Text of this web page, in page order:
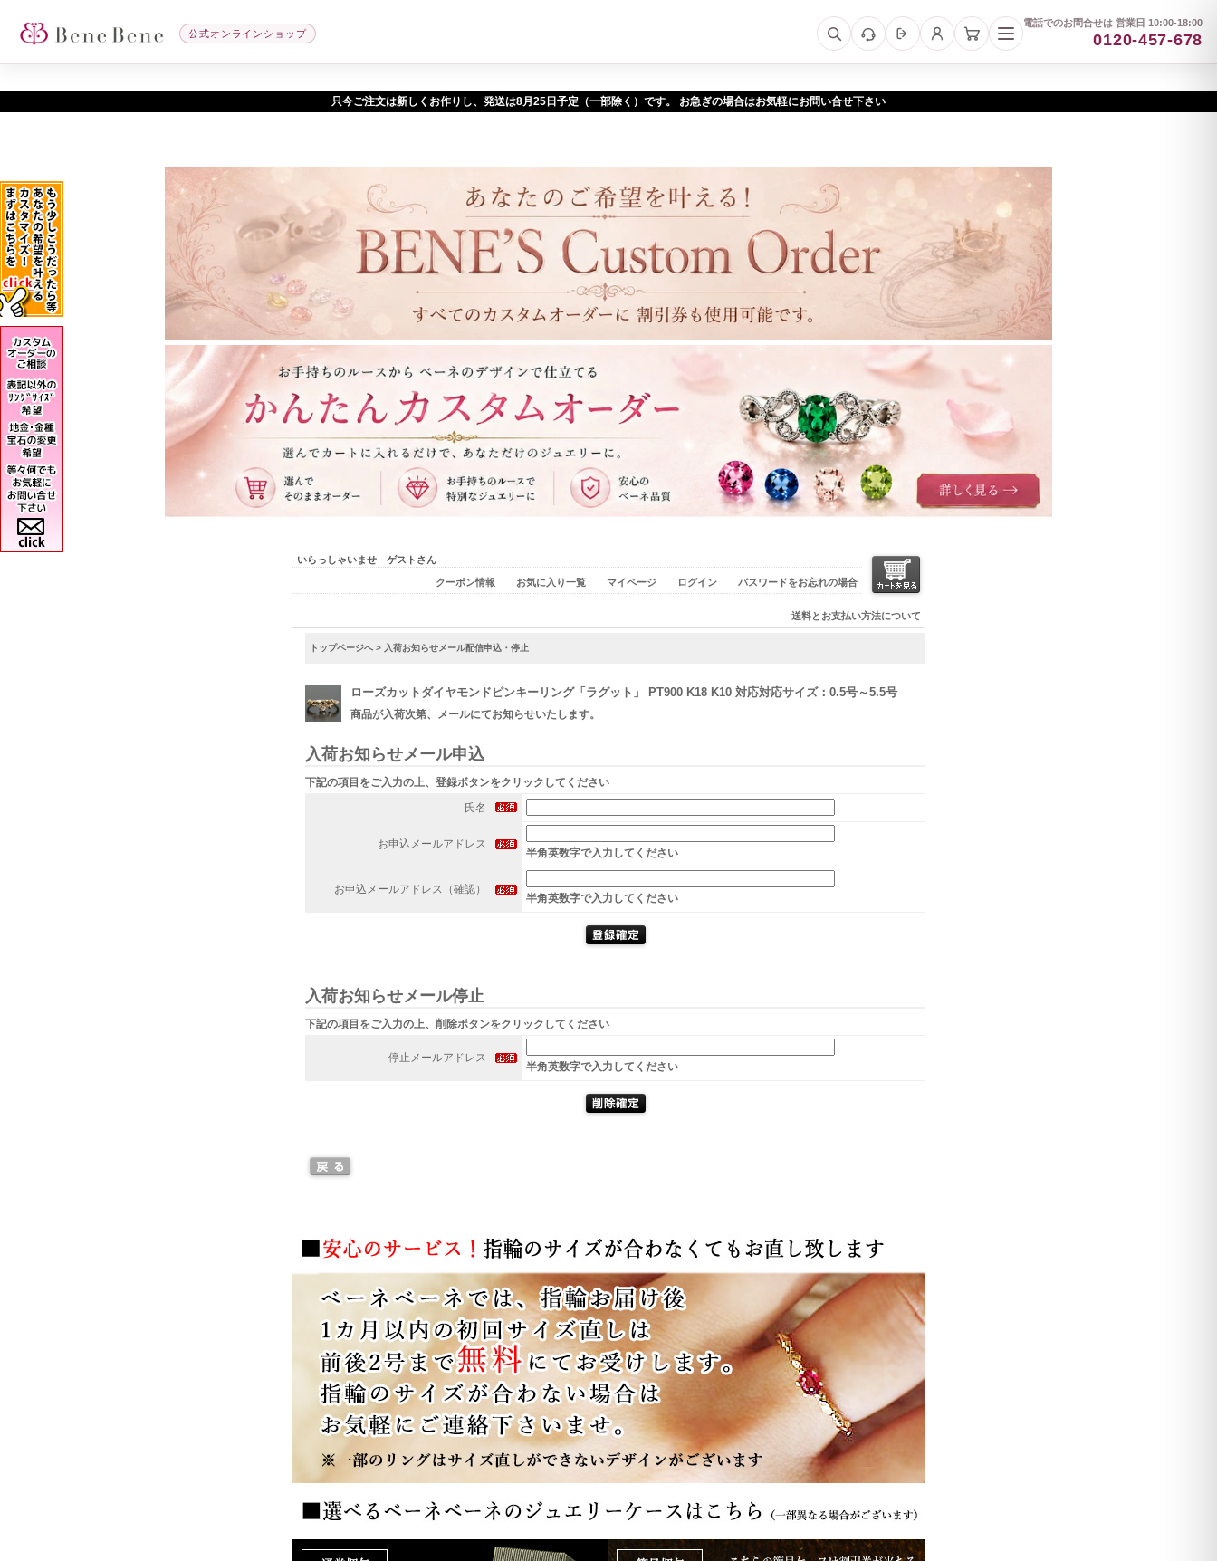
只今ご注文は新しくお作りし、発送は 予定（一部除く）です。 お急ぎの場合はお気軽にお問い合せ下さい
公式オンラインショップ
電話でのお問合せは 営業日 10:00-18:00
0120-457-678
いらっしゃいませ ゲストさん
クーポン情報 お気に入り一覧 マイページ ログイン パスワードをお忘れの場合
送料とお支払い方法について
トップページへ > 入荷お知らせメール配信申込・停止
ローズカットダイヤモンドピンキーリング「ラグット」 PT900 K18 K10 対応対応サイズ：0.5号～5.5号
商品が入荷次第、メールにてお知らせいたします。
入荷お知らせメール申込
下記の項目をご入力の上、登録ボタンをクリックしてください
氏名
お申込メールアドレス
半角英数字で入力してください
お申込メールアドレス（確認）
半角英数字で入力してください
入荷お知らせメール停止
下記の項目をご入力の上、削除ボタンをクリックしてください
停止メールアドレス
半角英数字で入力してください